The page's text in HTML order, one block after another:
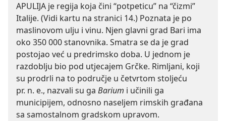
APULIJA je regija koja čini “potpeticu” na “čizmi”
Italije. (Vidi kartu na stranici 14.) Poznata je po
maslinovom ulju i vinu. Njen glavni grad Bari ima
oko 350 000 stanovnika. Smatra se da je grad
postojao već u predrimsko doba. U jednom je
razdoblju bio pod utjecajem Grčke. Rimljani, koji
su prodrli na to područje u četvrtom stoljeću
pr. n. e., nazvali su ga Barium i učinili ga
municipijem, odnosno naseljem rimskih građana
sa samostalnom gradskom upravom.